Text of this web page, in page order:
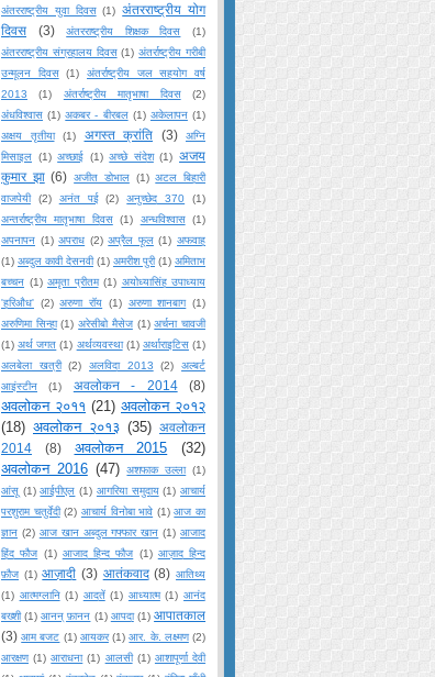
अंतरराष्ट्रीय युवा दिवस (1) अंतरराष्ट्रीय योग
दिवस
(3) अंतरराष्ट्रीय शिक्षक दिवस
(1)
अंतरराष्ट्रीय संग्रहालय दिवस (1) अंतर्राष्ट्रीय गरीबी
उन्मूलन दिवस
(1)
अंतर्राष्ट्रीय जल सहयोग वर्ष
2013
(1) अंतर्राष्ट्रीय मातृभाषा दिवस
(2)
अंधविश्वास (1) अकबर - बीरबल (1) अकेलापन (1)
अक्षय तृतीया
(1) अगस्त क्रांति (3)
अग्नि
मिसाइल (1) अच्छाई (1) अच्छे संदेश (1) अजय
कुमार झा (6) अजीत डोभाल (1) अटल बिहारी
वाजपेयी
(2) अनंत पई (2) अनुच्छेद 370
(1)
अन्तर्राष्ट्रीय मातृभाषा दिवस (1) अन्धविश्वास (1)
अपनापन (1) अपराध (2) अप्रैल फूल (1) अफवाह
(1) अब्दुल कावी देसनवी (1) अमरीश पुरी (1) अमिताभ
बच्चन (1) अमृता प्रीतम (1) अयोध्यासिंह उपाध्याय
'हरिऔध' (2) अरुणा रॉय (1) अरुणा शानबाग (1)
अरुणिमा सिन्हा (1) अरेसीबो मैसेज (1) अर्चना चावजी
(1) अर्थ जगत (1) अर्थव्यवस्था (1) अर्थाराइटिस (1)
अलबेला खत्री
(2) अलविदा 2013 (2)
अल्बर्ट
आइंस्टीन
(1) अवलोकन - 2014 (8)
अवलोकन २०११ (21) अवलोकन २०१२
(18) अवलोकन २०१३ (35) अवलोकन
2014
(8) अवलोकन 2015
(32)
अवलोकन 2016 (47) अशफाक उल्ला (1)
आंसू (1) आईपीएल (1) आगरिया समुदाय (1) आचार्य
परशुराम चतुर्वेदी (2) आचार्य विनोबा भावे (1) आज का
ज्ञान (2) आज खान अब्दुल गफ्फार खान (1) आजाद
हिंद फौज (1) आजाद हिन्द फौज (1) आज़ाद हिन्द
फ़ौज (1) आज़ादी (3) आतंकवाद (8) आतिथ्य
(1) आत्मग्लानि (1) आदतें (1) आध्यात्म (1) आनंद
बख्शी (1) आनन् फ़ानन (1) आपदा (1) आपातकाल
(3) आम बजट (1) आयकर (1) आर. के. लक्ष्मण (2)
आरक्षण (1) आराधना (1) आलसी (1) आशापूर्णा देवी